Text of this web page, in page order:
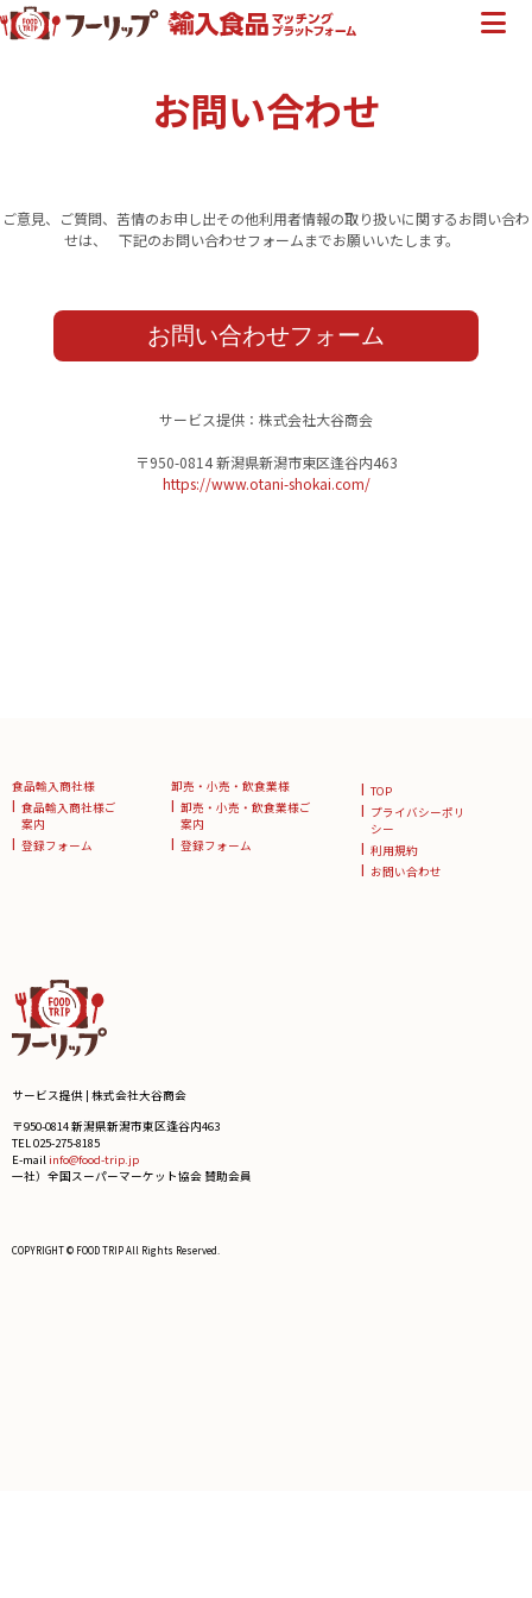
お問い合わせ
ご意見、ご質問、苦情のお申し出その他利用者情報の取り扱いに関するお問い合わ
せは、
下記のお問い合わせフォームまでお願いいたします。
お問い合わせフォーム
サービス提供：株式会社大谷商会
〒950-0814 新潟県新潟市東区逢谷内463
https://www.otani-shokai.com/
食品輸入商社様
食品輸入商社様ご
案内
登録フォーム
卸売・小売・飲食業様
卸売・小売・飲食業様ご
案内
登録フォーム
TOP
プライバシーポリ
シー
利用規約
お問い合わせ
サービス提供 | 株式会社大谷商会
〒950-0814 新潟県新潟市東区逢谷内463
TEL 025-275-8185
E-mail info@food-trip.jp
一社）全国スーパーマーケット協会 賛助会員
COPYRIGHT © FOOD TRIP All Rights Reserved.